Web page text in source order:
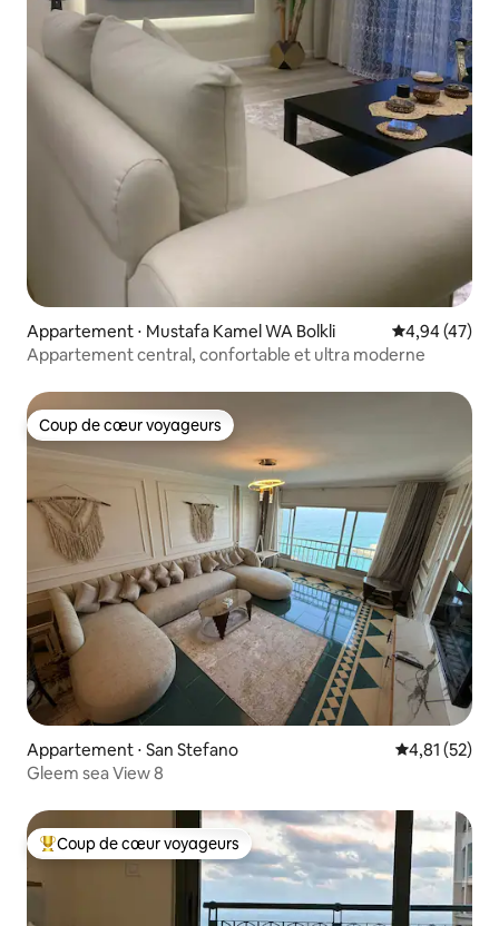
Appartement ⋅ Mustafa Kamel WA Bolkli Évaluation
4,94 (47)
Appartement central, confortable et ultra moderne
Coup de cœur voyageurs
Coup de cœur voyageurs
Appartement ⋅ San Stefano Évaluation
4,81 (52)
Gleem sea View 8
Coups de cœur voyageurs les plus appréciés
Coup de cœur voyageurs